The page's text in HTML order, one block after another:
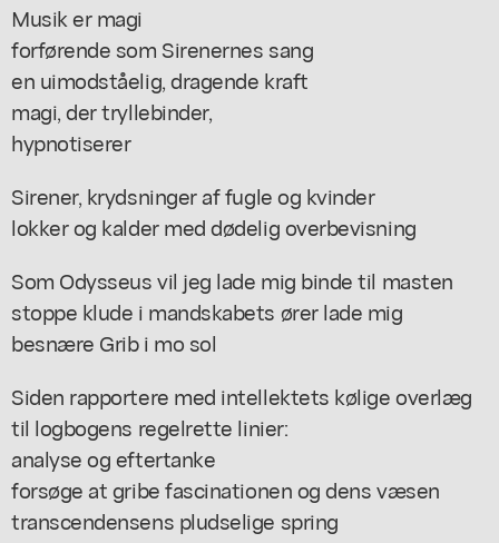
Musik er magi
forførende som Sirenernes sang
en uimodståelig, dragende kraft
magi, der tryllebinder,
hypnotiserer
Sirener, krydsninger af fugle og kvinder
lokker og kalder med dødelig overbevisning
Som Odysseus vil jeg lade mig binde til masten
stoppe klude i mandskabets ører lade mig
besnære Grib i mo sol
Siden rapportere med intellektets kølige overlæg
til logbogens regelrette linier:
analyse og eftertanke
forsøge at gribe fascinationen og dens væsen
transcendensens pludselige spring